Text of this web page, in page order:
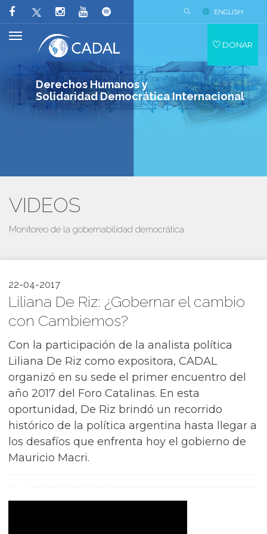
Derechos Humanos y
Solidaridad Democrática Internacional
ENGLISH
DONAR
VIDEOS
Monitoreo de la gobernabilidad democrática
22-04-2017
Liliana De Riz: ¿Gobernar el cambio
con Cambiemos?
Con la participación de la analista política
Liliana De Riz como expositora, CADAL
organizó en su sede el primer encuentro del
año 2017 del Foro Catalinas. En esta
oportunidad, De Riz brindó un recorrido
histórico de la política argentina hasta llegar a
los desafíos que enfrenta hoy el gobierno de
Mauricio Macri.